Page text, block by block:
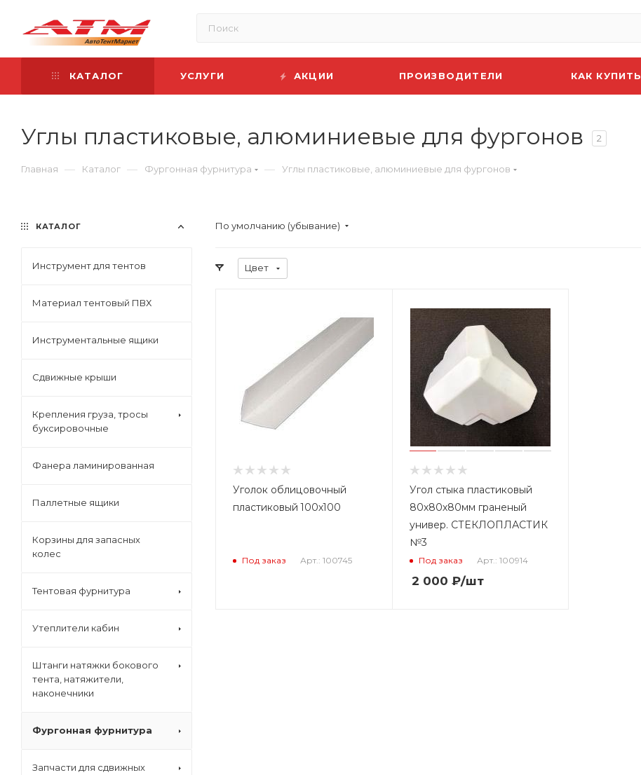
КАТАЛОГ УСЛУГИ АКЦИИ ПРОИЗВОДИТЕЛИ КАК КУПИТЬ
Углы пластиковые, алюминиевые для фургонов 2
Главная — Каталог — Фургонная фурнитура — Углы пластиковые, алюминиевые для фургонов
По умолчанию (убывание)
Цвет
Уголок облицовочный
пластиковый 100х100
Под заказ Арт.: 100745
Угол стыка пластиковый
80х80х80мм граненый
универ. СТЕКЛОПЛАСТИК
№3
Под заказ Арт.: 100914
2 000 ₽/шт
КАТАЛОГ
Инструмент для тентов
Материал тентовый ПВХ
Инструментальные ящики
Сдвижные крыши
Крепления груза, тросы
буксировочные
Фанера ламинированная
Паллетные ящики
Корзины для запасных
колес
Тентовая фурнитура
Утеплители кабин
Штанги натяжки бокового
тента, натяжители,
наконечники
Фургонная фурнитура
Запчасти для сдвижных